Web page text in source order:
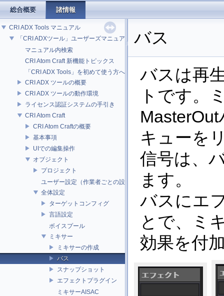
総合概要 諸情報
CRI ADX Tools マニュアル
「CRI ADXツール」ユーザーズマニュアル
マニュアル内検索
CRI Atom Craft 新機能トピックス
「CRI ADX Tools」を初めて使う方へ
CRI ADX ツールの概要
CRI ADX ツールの動作環境
ライセンス認証システムの手引き
CRI Atom Craft
CRI Atom Craftの概要
基本事項
UIでの編集操作
オブジェクト
プロジェクト
ユーザー設定（作業者ごとの設定）
全体設定
ターゲットコンフィグ
言語設定
ボイスプール
ミキサー
ミキサーの作成
バス
スナップショット
エフェクトプラグイン
ミキサーAISAC
バス
バスは再
トです。
キューを
信号は、
ます。
バスにエ
とで、ミ
効果を付